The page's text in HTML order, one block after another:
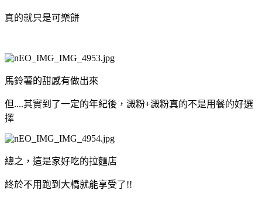
真的就只是可樂餅
馬鈴薯的甜感有做出來
但....其實到了一定的年紀後，澱粉+澱粉真的不是用餐的好選
擇
總之，這是家好吃的拉麵店
終於不用跑到大橋就能享受了!!